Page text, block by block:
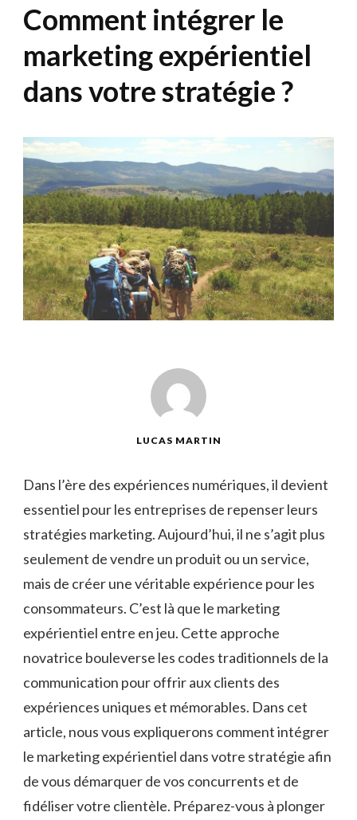
Comment intégrer le
marketing expérientiel
dans votre stratégie ?
LUCAS MARTIN
Dans l’ère‌ des expériences numériques, il devient
essentiel⁤ pour les entreprises de repenser leurs
stratégies marketing. Aujourd’hui, il ne s’agit plus
seulement‍ de vendre un produit ou un service,
mais ‌de créer une​ véritable expérience pour les
consommateurs. C’est là que⁤ le marketing
expérientiel entre en jeu. ‍Cette approche
novatrice bouleverse ‍les codes traditionnels de la
communication pour offrir aux clients des
expériences uniques et mémorables. Dans cet
article, nous vous expliquerons comment intégrer
le marketing expérientiel⁤ dans votre stratégie afin
de‌ vous démarquer de vos concurrents et de
fidéliser votre clientèle. Préparez-vous à plonger